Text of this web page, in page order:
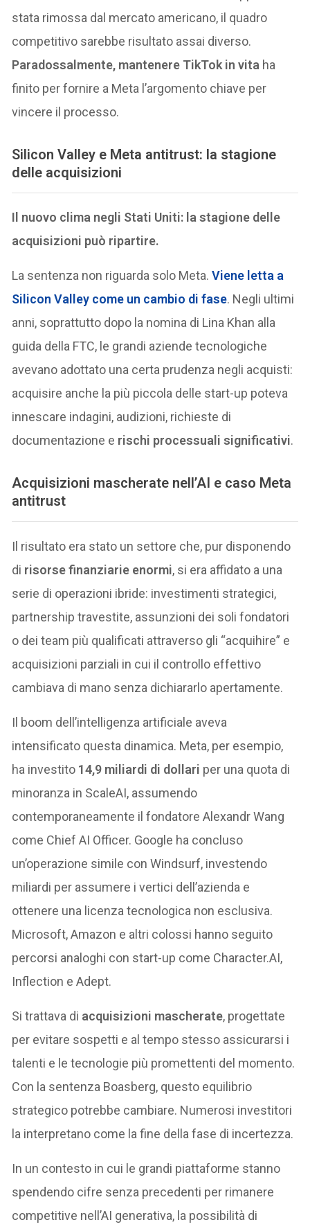
stata rimossa dal mercato americano, il quadro
competitivo sarebbe risultato assai diverso.
Paradossalmente, mantenere TikTok in vita ha
finito per fornire a Meta l’argomento chiave per
vincere il processo.
Silicon Valley e Meta antitrust: la stagione
delle acquisizioni
Il nuovo clima negli Stati Uniti: la stagione delle
acquisizioni può ripartire.
La sentenza non riguarda solo Meta.Viene letta a
Silicon Valley come un cambio di fase. Negli ultimi
anni, soprattutto dopo la nomina di Lina Khan alla
guida della FTC, le grandi aziende tecnologiche
avevano adottato una certa prudenza negli acquisti:
acquisire anche la più piccola delle start-up poteva
innescare indagini, audizioni, richieste di
documentazione e rischi processuali significativi.
Acquisizioni mascherate nell’AI e caso Meta
antitrust
Il risultato era stato un settore che, pur disponendo
di risorse finanziarie enormi, si era affidato a una
serie di operazioni ibride: investimenti strategici,
partnership travestite, assunzioni dei soli fondatori
o dei team più qualificati attraverso gli “acquihire” e
acquisizioni parziali in cui il controllo effettivo
cambiava di mano senza dichiararlo apertamente.
Il boom dell’intelligenza artificiale aveva
intensificato questa dinamica. Meta, per esempio,
ha investito 14,9 miliardi di dollari per una quota di
minoranza in ScaleAI, assumendo
contemporaneamente il fondatore Alexandr Wang
come Chief AI Officer. Google ha concluso
un’operazione simile con Windsurf, investendo
miliardi per assumere i vertici dell’azienda e
ottenere una licenza tecnologica non esclusiva.
Microsoft, Amazon e altri colossi hanno seguito
percorsi analoghi con start-up come Character.AI,
Inflection e Adept.
Si trattava di acquisizioni mascherate, progettate
per evitare sospetti e al tempo stesso assicurarsi i
talenti e le tecnologie più promettenti del momento.
Con la sentenza Boasberg, questo equilibrio
strategico potrebbe cambiare. Numerosi investitori
la interpretano come la fine della fase di incertezza.
In un contesto in cui le grandi piattaforme stanno
spendendo cifre senza precedenti per rimanere
competitive nell’AI generativa, la possibilità di